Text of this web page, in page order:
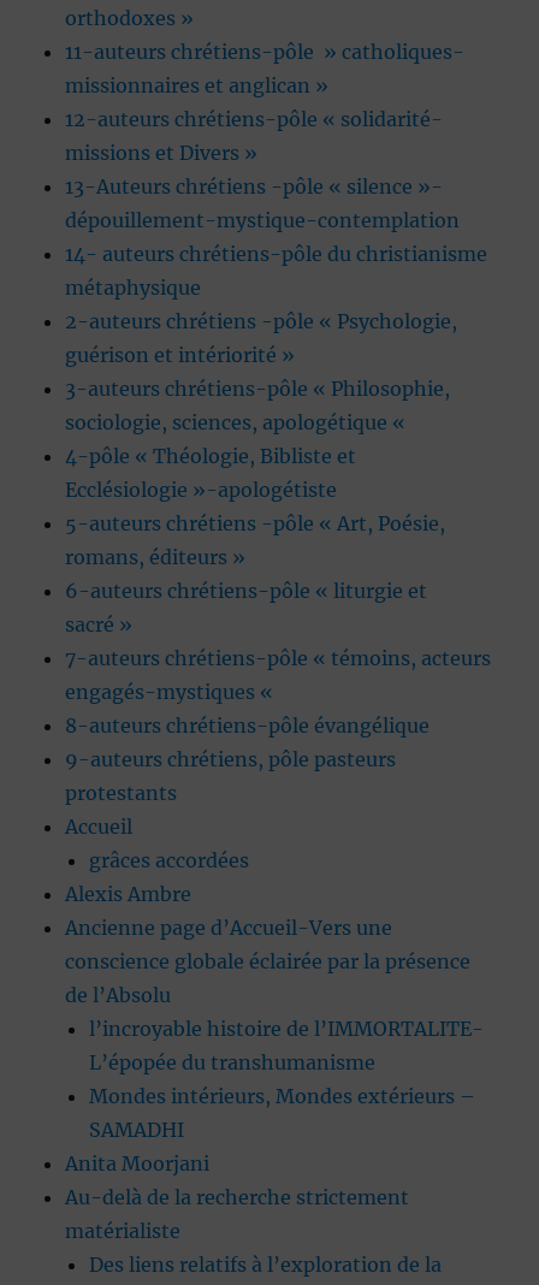
orthodoxes »
11-auteurs chrétiens-pôle » catholiques-
missionnaires et anglican »
12-auteurs chrétiens-pôle « solidarité-
missions et Divers »
13-Auteurs chrétiens -pôle « silence »-
dépouillement-mystique-contemplation
14- auteurs chrétiens-pôle du christianisme
métaphysique
2-auteurs chrétiens -pôle « Psychologie,
guérison et intériorité »
3-auteurs chrétiens-pôle « Philosophie,
sociologie, sciences, apologétique «
4-pôle « Théologie, Bibliste et
Ecclésiologie »-apologétiste
5-auteurs chrétiens -pôle « Art, Poésie,
romans, éditeurs »
6-auteurs chrétiens-pôle « liturgie et
sacré »
7-auteurs chrétiens-pôle « témoins, acteurs
engagés-mystiques «
8-auteurs chrétiens-pôle évangélique
9-auteurs chrétiens, pôle pasteurs
protestants
Accueil
grâces accordées
Alexis Ambre
Ancienne page d’Accueil-Vers une
conscience globale éclairée par la présence
de l’Absolu
l’incroyable histoire de l’IMMORTALITE-
L’épopée du transhumanisme
Mondes intérieurs, Mondes extérieurs –
SAMADHI
Anita Moorjani
Au-delà de la recherche strictement
matérialiste
Des liens relatifs à l’exploration de la